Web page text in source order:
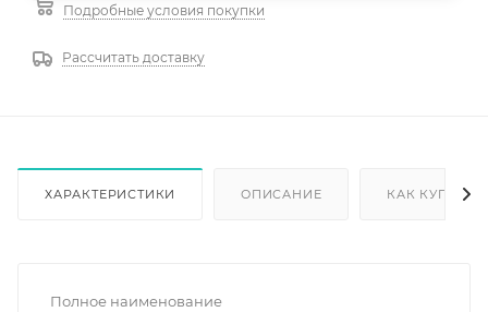
Подробные условия покупки
Рассчитать доставку
ХАРАКТЕРИСТИКИ ОПИСАНИЕ КАК КУПИТЬ
Полное наименование